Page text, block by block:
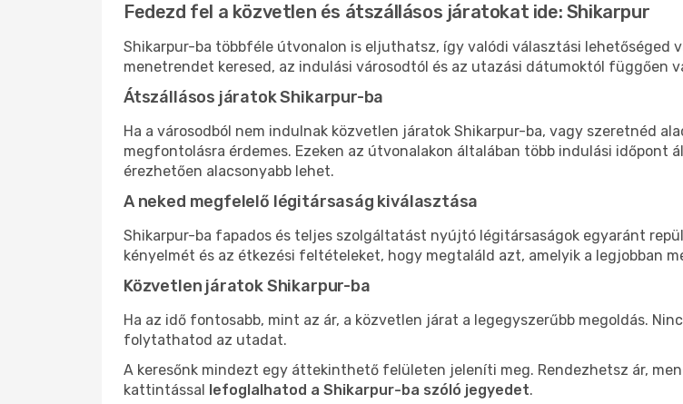
Fedezd fel a közvetlen és átszállásos járatokat ide: Shikarpur
Shikarpur-ba többféle útvonalon is eljuthatsz, így valódi választási lehetőséged
menetrendet keresed, az indulási városodtól és az utazási dátumoktól függően
Átszállásos járatok Shikarpur-ba
Ha a városodból nem indulnak közvetlen járatok Shikarpur-ba, vagy szeretnéd
megfontolásra érdemes. Ezeken az útvonalakon általában több indulási időpont
érezhetően alacsonyabb lehet.
A neked megfelelő légitársaság kiválasztása
Shikarpur-ba fapados és teljes szolgáltatást nyújtó légitársaságok egyaránt
kényelmét és az étkezési feltételeket, hogy megtaláld azt, amelyik a legjobban
Közvetlen járatok Shikarpur-ba
Ha az idő fontosabb, mint az ár, a közvetlen járat a legegyszerűbb megoldás.
folytathatod az utadat.
A keresőnk mindezt egy áttekinthető felületen jeleníti meg. Rendezhetsz ár,
kattintással lefoglalhatod a Shikarpur-ba szóló jegyedet.